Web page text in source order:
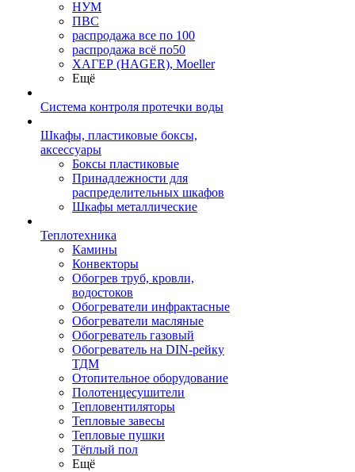
НУМ
ПВС
распродажа все по 100
распродажа всё по50
ХАГЕР (HAGER), Moeller
Ещё
Система контроля протечки воды
Шкафы, пластиковые боксы,
аксессуары
Боксы пластиковые
Принадлежности для
распределительных шкафов
Шкафы металлические
Теплотехника
Камины
Конвекторы
Обогрев труб, кровли,
водостоков
Обогреватели инфрактасные
Обогреватели масляные
Обогреватель газовый
Обогреватель на DIN-рейку
ТДМ
Отопительное оборудование
Полотенцесушители
Тепловентиляторы
Тепловые завесы
Тепловые пушки
Тёплый пол
Ещё